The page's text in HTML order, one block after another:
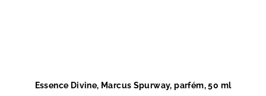
Essence Divine, Marcus Spurway, parfém, 50 ml